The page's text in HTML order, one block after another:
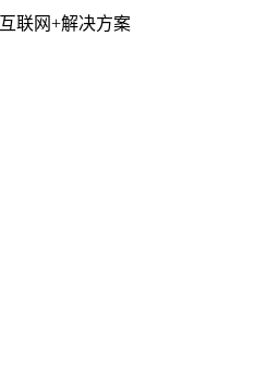
联网+解决方案